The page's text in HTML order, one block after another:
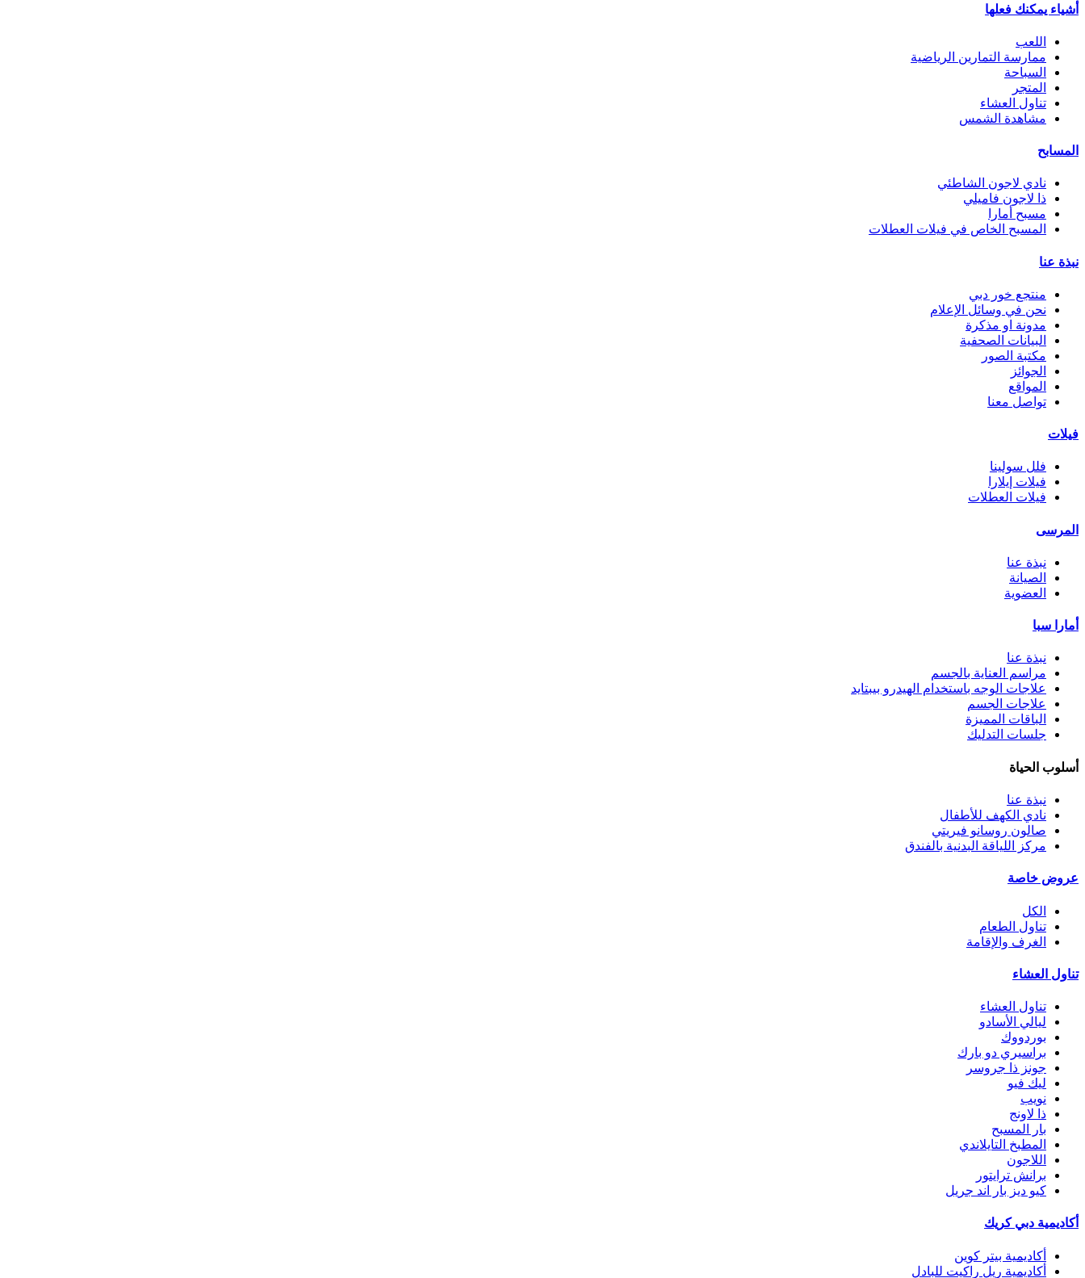
أشياء يمكنك فعلها
اللعب
ممارسة التمارين الرياضية
السباحة
المتجر
تناول العشاء
مشاهدة الشمس
المسابح
نادي لاجون الشاطئي
ذا لاجون فاميلي
مسبح أمارا
المسبح الخاص في فيلات العطلات
نبذة عنا
منتجع خور دبي
نحن في وسائل الإعلام
مدونة او مذكرة
البيانات الصحفية
مكتبة الصور
الجوائز
المواقع
تواصل معنا
فيلات
فلل سولينا
فيلات إيلارا
فيلات العطلات
المرسى
نبذة عنا
الصيانة
العضوية
أمارا سبا
نبذة عنا
مراسم العناية بالجسم
علاجات الوجه باستخدام الهيدرو بيبتايد
علاجات الجسم
الباقات المميزة
جلسات التدليك
أسلوب الحياة
نبذة عنا
نادي الكهف للأطفال
صالون روسانو فيريتي
مركز اللياقة البدنية بالفندق
عروض خاصة
الكل
تناول الطعام
الغرف والإقامة
تناول العشاء
تناول العشاء
ليالي الأسادو
بوردووك
براسيري دو بارك
جونز ذا جروسر
ليك فيو
نويب
ذا لاونج
بار المسبح
المطبخ التايلاندي
اللاجون
برانش ترايتور
كيو ديز بار اند جريل
أكاديمية دبي كريك
أكاديمية بيتر كوين
أكاديمية ريل راكيت للبادل